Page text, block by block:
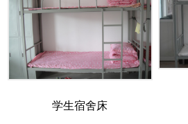
学生宿舍床